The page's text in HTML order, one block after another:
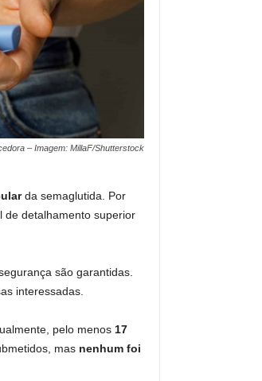
– Imagem: MillaF/Shutterstock
da semaglutida. Por
de detalhamento superior
são garantidas.
interessadas.
pelo menos 17
mas nenhum foi